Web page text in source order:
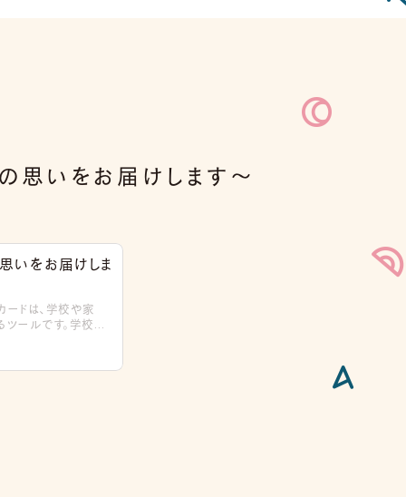
思いをお届けします〜
いをお届けしま
ードは、学校や家
ールです。学校で